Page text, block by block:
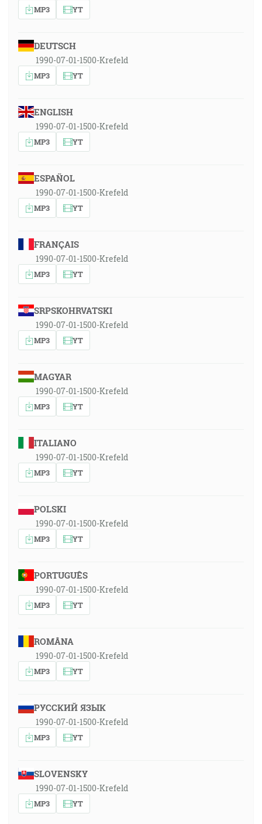
MP3 YT
DEUTSCH
1990-07-01-1500-Krefeld
MP3 YT
ENGLISH
1990-07-01-1500-Krefeld
MP3 YT
ESPAÑOL
1990-07-01-1500-Krefeld
MP3 YT
FRANÇAIS
1990-07-01-1500-Krefeld
MP3 YT
SRPSKOHRVATSKI
1990-07-01-1500-Krefeld
MP3 YT
MAGYAR
1990-07-01-1500-Krefeld
MP3 YT
ITALIANO
1990-07-01-1500-Krefeld
MP3 YT
POLSKI
1990-07-01-1500-Krefeld
MP3 YT
PORTUGUÊS
1990-07-01-1500-Krefeld
MP3 YT
ROMÂNA
1990-07-01-1500-Krefeld
MP3 YT
РУССКИЙ ЯЗЫК
1990-07-01-1500-Krefeld
MP3 YT
SLOVENSKY
1990-07-01-1500-Krefeld
MP3 YT